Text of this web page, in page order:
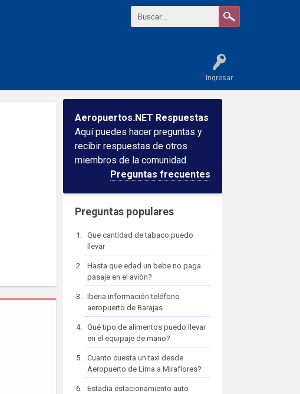
Ingresar
Aeropuertos.NET Respuestas
Aquí puedes hacer preguntas y
recibir respuestas de otros
miembros de la comunidad.
Preguntas frecuentes
Preguntas populares
Que cantidad de tabaco puedo
llevar
Hasta que edad un bebe no paga
pasaje en el avión?
Iberia información teléfono
aeropuerto de Barajas
Qué tipo de alimentos puedo llevar
en el equipaje de mano?
Cuanto cuesta un taxi desde
Aeropuerto de Lima a Miraflores?
Estadia estacionamiento auto